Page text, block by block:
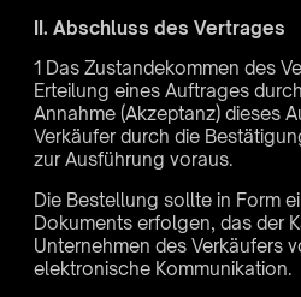
II. Abschluss des Vertrages
1 Das Zustandekommen des
Erteilung eines Auftrages
Annahme (Akzeptanz) dieses
Verkäufer durch die
zur Ausführung voraus.
Die Bestellung sollte in Form
Dokuments erfolgen, das der
Unternehmen des Verkäufers
elektronische Kommunikation.